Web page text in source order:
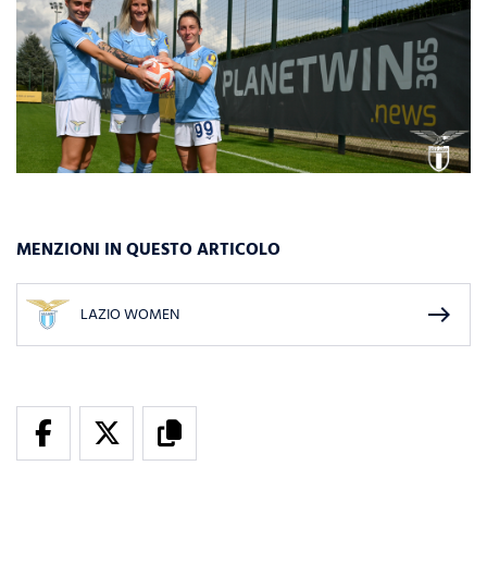
MENZIONI IN QUESTO ARTICOLO
LAZIO WOMEN east